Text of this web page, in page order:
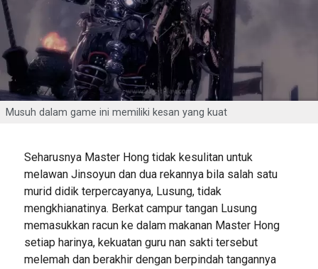
Musuh dalam game ini memiliki kesan yang kuat
Seharusnya Master Hong tidak kesulitan untuk
melawan Jinsoyun dan dua rekannya bila salah satu
murid didik terpercayanya, Lusung, tidak
mengkhianatinya. Berkat campur tangan Lusung
memasukkan racun ke dalam makanan Master Hong
setiap harinya, kekuatan guru nan sakti tersebut
melemah dan berakhir dengan berpindah tangannya